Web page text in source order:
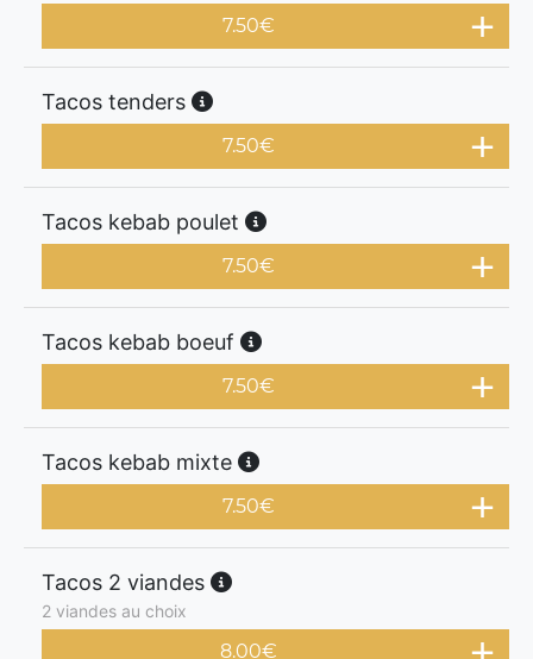
7.50€
Tacos tenders
7.50€
Tacos kebab poulet
7.50€
Tacos kebab boeuf
7.50€
Tacos kebab mixte
7.50€
Tacos 2 viandes
2 viandes au choix
8.00€